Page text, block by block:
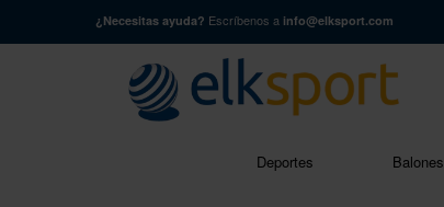
¿Necesitas ayuda? Escríbenos a info@elksport.com
Buscar
Deportes Balones